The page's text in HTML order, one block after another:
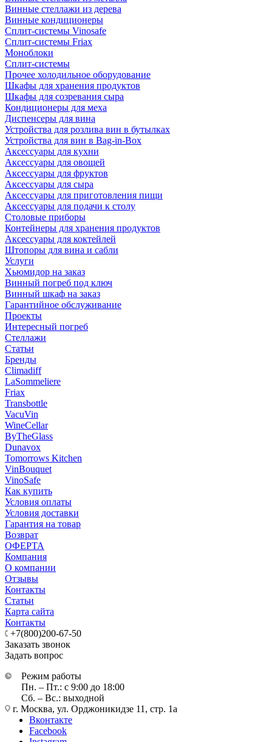
Винные стеллажи из дерева
Винные кондиционеры
Сплит-системы Vinosafe
Сплит-системы Friax
Моноблоки
Сплит-системы
Прочее холодильное оборудование
Шкафы для хранения продуктов
Шкафы для созревания сыра
Кондиционеры для меха
Диспенсеры для вина
Устройства для розлива вин в бутылках
Устройства для вин в Bag-in-Box
Аксессуары для кухни
Аксессуары для овощей
Аксессуары для фруктов
Аксессуары для сыра
Аксессуары для приготовления пищи
Аксессуары для подачи к столу
Столовые приборы
Контейнеры для хранения продуктов
Аксессуары для коктейлей
Штопоры для вина и сабли
Услуги
Хьюмидор на заказ
Винный погреб под ключ
Винный шкаф на заказ
Гарантийное обслуживание
Проекты
Интересный погреб
Стеллажи
Статьи
Бренды
Climadiff
LaSommeliere
Friax
Transbottle
VacuVin
WineCellar
ByTheGlass
Dunavox
Tomorrows Kitchen
VinBouquet
VinoSafe
Как купить
Условия оплаты
Условия доставки
Гарантия на товар
Возврат
ОФЕРТА
Компания
О компании
Отзывы
Контакты
Статьи
Карта сайта
Контакты
+7(800)200-67-50
Заказать звонок
Задать вопрос
Режим работы
Пн. – Пт.: с 9:00 до 18:00
Сб. – Вс.: выходной
г. Москва, ул. Орджоникидзе 11, стр. 1а
Вконтакте
Facebook